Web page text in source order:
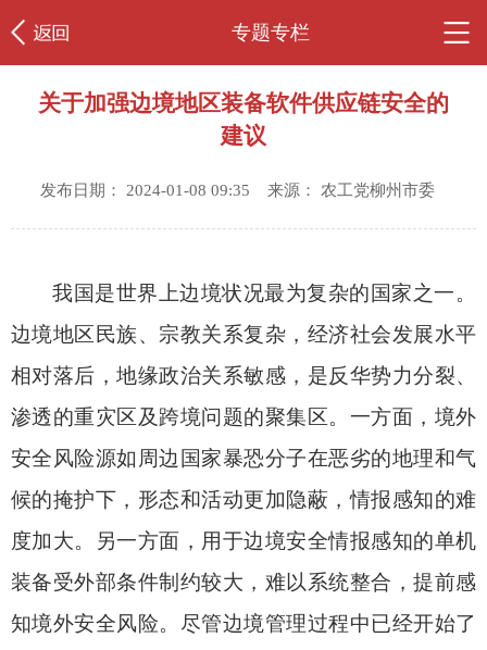
专题专栏
关于加强边境地区装备软件供应链安全的
建议
发布日期： 2024-01-08 09:35 来源： 农工党柳州市委
我国是世界上边境状况最为复杂的国家之一。
边境地区民族、宗教关系复杂，经济社会发展水平
相对落后，地缘政治关系敏感，是反华势力分裂、
渗透的重灾区及跨境问题的聚集区。一方面，境外
安全风险源如周边国家暴恐分子在恶劣的地理和气
候的掩护下，形态和活动更加隐蔽，情报感知的难
度加大。另一方面，用于边境安全情报感知的单机
装备受外部条件制约较大，难以系统整合，提前感
知境外安全风险。尽管边境管理过程中已经开始了